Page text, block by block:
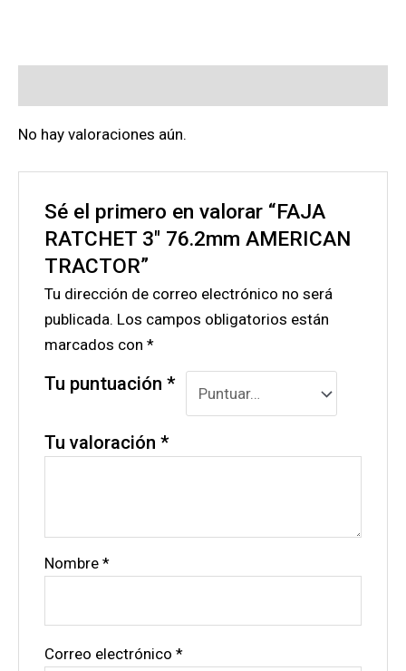
No hay valoraciones aún.
Sé el primero en valorar “FAJA
RATCHET 3″ 76.2mm AMERICAN
TRACTOR”
Tu dirección de correo electrónico no será
publicada. Los campos obligatorios están
marcados con*
Tu puntuación*
Tu valoración*
Nombre*
Correo electrónico*